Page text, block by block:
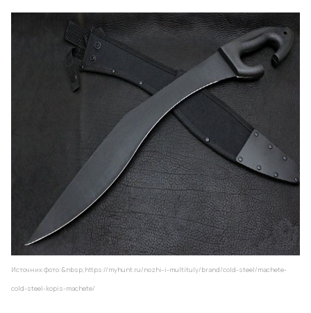
Источник фото:&nbsp;https://myhunt.ru/nozhi-i-multituly/brand/cold-steel/machete-
cold-steel-kopis-machete/